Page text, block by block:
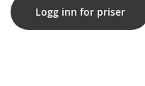
Logg inn for priser